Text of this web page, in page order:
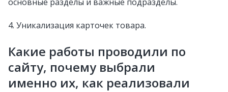
4. Уникализация карточек товара.
Какие работы проводили по
сайту, почему выбрали
именно их, как реализовали